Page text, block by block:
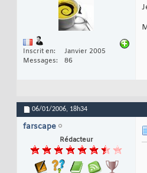
Inscrit en
Janvier 2005
Messages
86
06/01/2006, 18h34
farscape
Rédacteur